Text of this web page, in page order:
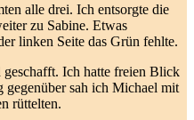
alle drei. Ich entsorgte die
zu Sabine. Etwas
linken Seite das Grün fehlte.
Ich hatte freien Blick
sah ich Michael mit
rüttelten.